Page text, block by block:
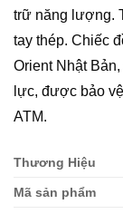
trữ năng lượng.
tay thép. Chiếc
Orient Nhật
lực, được bảo
ATM.
Thương Hiệu
Mã sản phẩm